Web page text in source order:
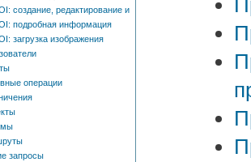
создание, редактирование и удаление
подробная информация
загрузка изображения
операции
запросы